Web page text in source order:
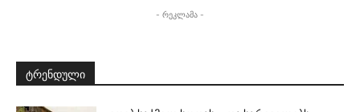
- რეკლამა -
ტრენდული